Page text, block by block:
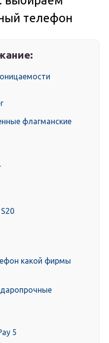
телефон
флагманские
какой фирмы
5